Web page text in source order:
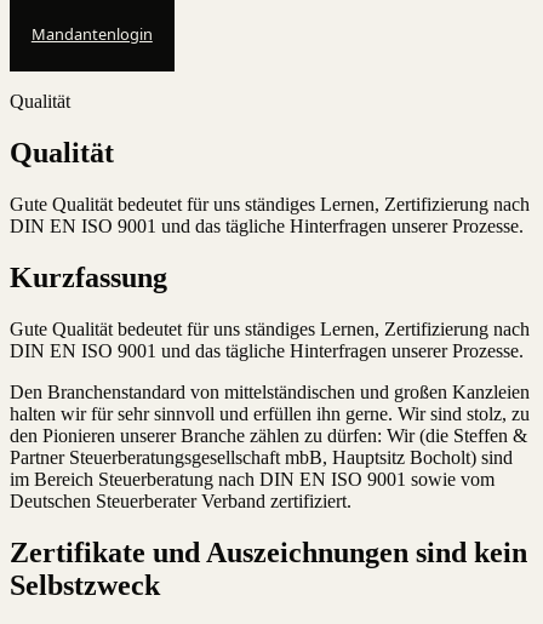
Mandantenlogin
Qualität
Qualität
Gute Qualität bedeutet für uns ständiges Lernen, Zertifizierung nach
DIN EN ISO 9001 und das tägliche Hinterfragen unserer Prozesse.
Kurzfassung
Gute Qualität bedeutet für uns ständiges Lernen, Zertifizierung nach
DIN EN ISO 9001 und das tägliche Hinterfragen unserer Prozesse.
Den Branchenstandard von mittelständischen und großen Kanzleien
halten wir für sehr sinnvoll und erfüllen ihn gerne. Wir sind stolz, zu
den Pionieren unserer Branche zählen zu dürfen: Wir (die Steffen &
Partner Steuerberatungsgesellschaft mbB, Hauptsitz Bocholt) sind
im Bereich Steuerberatung nach DIN EN ISO 9001 sowie vom
Deutschen Steuerberater Verband zertifiziert.
Zertifikate und Auszeichnungen sind kein
Selbstzweck